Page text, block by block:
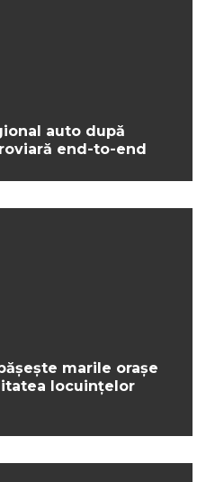
auto după
end-to-end
marile orașe
locuințelor